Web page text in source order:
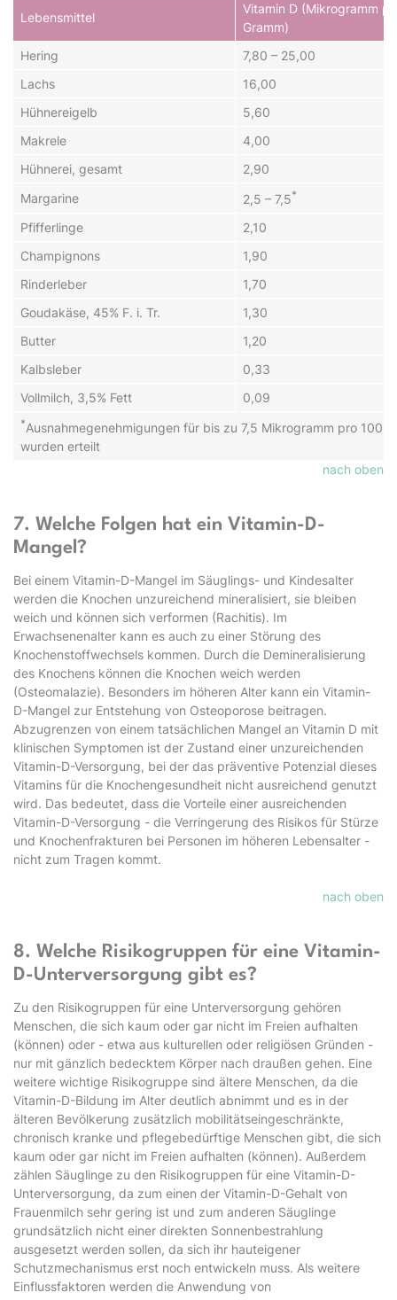
Lebensmittel
Vitamin D (Mikrogramm
Gramm)
Hering
7,80 – 25,00
Lachs
16,00
Hühnereigelb
5,60
Makrele
4,00
Hühnerei, gesamt
2,90
Margarine
2,5 – 7,5*
Pfifferlinge
2,10
Champignons
1,90
Rinderleber
1,70
Goudakäse, 45% F. i. Tr.
1,30
Butter
1,20
Kalbsleber
0,33
Vollmilch, 3,5% Fett
0,09
*Ausnahmegenehmigungen für bis zu 7,5 Mikrogramm pro 100
wurden erteilt
nach oben
7. Welche Folgen hat ein Vitamin-D-
Mangel?
Bei einem Vitamin-D-Mangel im Säuglings- und Kindesalter
werden die Knochen unzureichend mineralisiert, sie bleiben
weich und können sich verformen (Rachitis). Im
Erwachsenenalter kann es auch zu einer Störung des
Knochenstoffwechsels kommen. Durch die Demineralisierung
des Knochens können die Knochen weich werden
(Osteomalazie). Besonders im höheren Alter kann ein Vitamin-
D-Mangel zur Entstehung von Osteoporose beitragen.
Abzugrenzen von einem tatsächlichen Mangel an Vitamin D mit
klinischen Symptomen ist der Zustand einer unzureichenden
Vitamin-D-Versorgung, bei der das präventive Potenzial dieses
Vitamins für die Knochengesundheit nicht ausreichend genutzt
wird. Das bedeutet, dass die Vorteile einer ausreichenden
Vitamin-D-Versorgung - die Verringerung des Risikos für Stürze
und Knochenfrakturen bei Personen im höheren Lebensalter -
nicht zum Tragen kommt.
nach oben
8. Welche Risikogruppen für eine Vitamin-
D-Unterversorgung gibt es?
Zu den Risikogruppen für eine Unterversorgung gehören
Menschen, die sich kaum oder gar nicht im Freien aufhalten
(können) oder - etwa aus kulturellen oder religiösen Gründen -
nur mit gänzlich bedecktem Körper nach draußen gehen. Eine
weitere wichtige Risikogruppe sind ältere Menschen, da die
Vitamin-D-Bildung im Alter deutlich abnimmt und es in der
älteren Bevölkerung zusätzlich mobilitätseingeschränkte,
chronisch kranke und pflegebedürftige Menschen gibt, die sich
kaum oder gar nicht im Freien aufhalten (können). Außerdem
zählen Säuglinge zu den Risikogruppen für eine Vitamin-D-
Unterversorgung, da zum einen der Vitamin-D-Gehalt von
Frauenmilch sehr gering ist und zum anderen Säuglinge
grundsätzlich nicht einer direkten Sonnenbestrahlung
ausgesetzt werden sollen, da sich ihr hauteigener
Schutzmechanismus erst noch entwickeln muss. Als weitere
Einflussfaktoren werden die Anwendung von